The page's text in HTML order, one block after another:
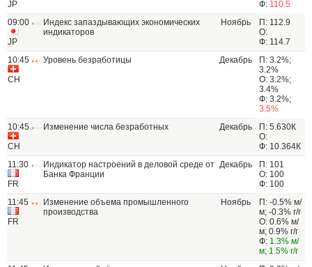
JP
Ф: 110.5
09:00
JP
Индекс запаздывающих экономических
индикаторов
Ноябрь
П: 112.9
О:
Ф: 114.7
10:45
CH
Уровень безработицы Декабрь
П: 3.2%;
3.2%
О: 3.2%;
3.4%
Ф: 3.2%;
3.5%
10:45
CH
Изменение числа безработных Декабрь
П: 5.630К
О:
Ф: 10.364К
11:30
FR
Индикатор настроений в деловой среде от
Банка Франции
Декабрь
П: 101
О: 100
Ф: 100
11:45
FR
Изменение объема промышленного
производства
Ноябрь
П: -0.5% м/
м; -0.3% г/г
О: 0.6% м/
м; 0.9% г/г
Ф: 1.3% м/
м; 1.5% г/г